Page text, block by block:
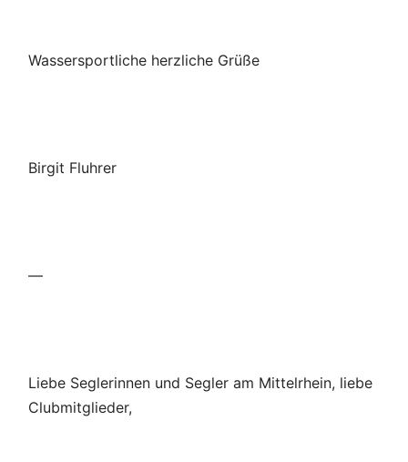
Wassersportliche herzliche Grüße
Birgit Fluhrer
—
Liebe Seglerinnen und Segler am Mittelrhein, liebe
Clubmitglieder,